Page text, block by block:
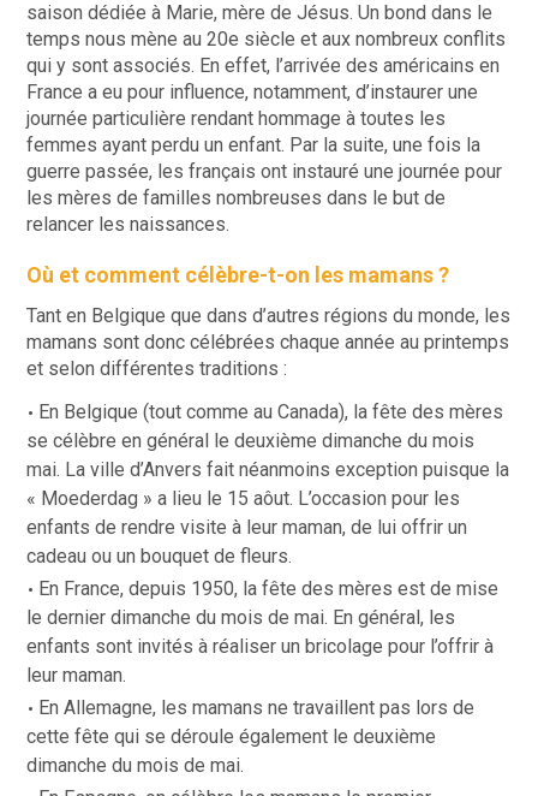
saison dédiée à Marie, mère de Jésus. Un bond dans le
temps nous mène au 20e siècle et aux nombreux conflits
qui y sont associés. En effet, l’arrivée des américains en
France a eu pour influence, notamment, d’instaurer une
journée particulière rendant hommage à toutes les
femmes ayant perdu un enfant. Par la suite, une fois la
guerre passée, les français ont instauré une journée pour
les mères de familles nombreuses dans le but de
relancer les naissances.
Où et comment célèbre-t-on les mamans ?
Tant en Belgique que dans d’autres régions du monde, les
mamans sont donc célébrées chaque année au printemps
et selon différentes traditions :
En Belgique (tout comme au Canada), la fête des mères
se célèbre en général le deuxième dimanche du mois
mai. La ville d’Anvers fait néanmoins exception puisque la
« Moederdag » a lieu le 15 aôut. L’occasion pour les
enfants de rendre visite à leur maman, de lui offrir un
cadeau ou un bouquet de fleurs.
En France, depuis 1950, la fête des mères est de mise
le dernier dimanche du mois de mai. En général, les
enfants sont invités à réaliser un bricolage pour l’offrir à
leur maman.
En Allemagne, les mamans ne travaillent pas lors de
cette fête qui se déroule également le deuxième
dimanche du mois de mai.